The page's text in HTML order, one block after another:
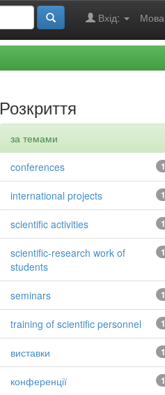
Мова
Вхід:
Розкриття
за темами
1
conferences
1
international projects
1
scientific activities
1
scientific-research work of
students
1
seminars
1
training of scientific personnel
1
виставки
1
конференції